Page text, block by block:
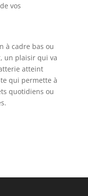
vos
à cadre bas ou
un plaisir qui va
atteint
qui permette à
quotidiens ou